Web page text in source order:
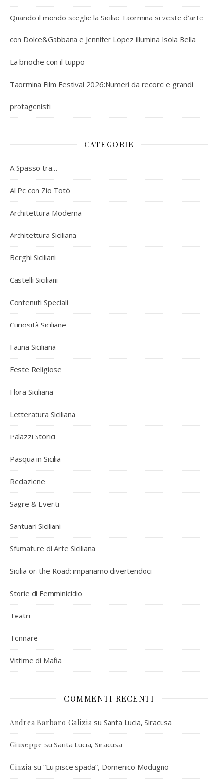
Quando il mondo sceglie la Sicilia: Taormina si veste d’arte
con Dolce&Gabbana e Jennifer Lopez illumina Isola Bella
La brioche con il tuppo
Taormina Film Festival 2026:Numeri da record e grandi
protagonisti
CATEGORIE
A Spasso tra…
Al Pc con Zio Totò
Architettura Moderna
Architettura Siciliana
Borghi Siciliani
Castelli Siciliani
Contenuti Speciali
Curiosità Siciliane
Fauna Siciliana
Feste Religiose
Flora Siciliana
Letteratura Siciliana
Palazzi Storici
Pasqua in Sicilia
Redazione
Sagre & Eventi
Santuari Siciliani
Sfumature di Arte Siciliana
Sicilia on the Road: impariamo divertendoci
Storie di Femminicidio
Teatri
Tonnare
Vittime di Mafia
COMMENTI RECENTI
Andrea Barbaro Galizia su Santa Lucia, Siracusa
Giuseppe su Santa Lucia, Siracusa
Cinzia su “Lu pisce spada”, Domenico Modugno